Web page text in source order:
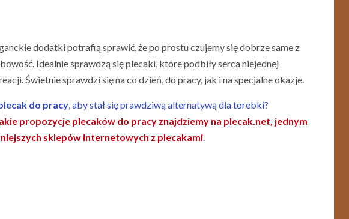
dodatki potrafią sprawić, że po prostu czujemy się dobrze same z
Idealnie sprawdzą się plecaki, które podbiły serca niejednej
Świetnie sprawdzi się na co dzień, do pracy, jak i na specjalne okazje.
do pracy, aby stał się prawdziwą alternatywą dla torebki?
propozycje plecaków do pracy znajdziemy na plecak.net, jednym
sklepów internetowych z plecakami.